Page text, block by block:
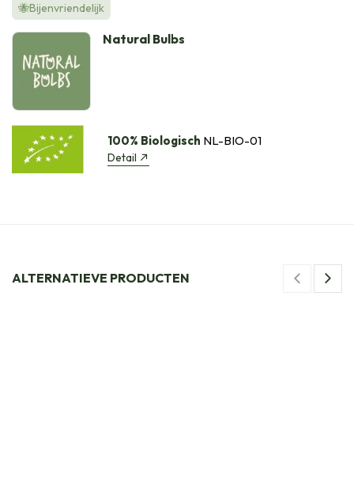
🐝Bijenvriendelijk
Natural Bulbs
100% Biologisch NL-BIO-01
Detail
ALTERNATIEVE PRODUCTEN